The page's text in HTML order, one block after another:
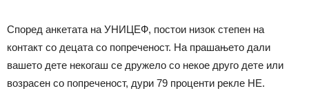
Според анкетата на УНИЦЕФ, постои низок степен на
контакт со децата со попреченост. На прашањето дали
вашето дете некогаш се дружело со некое друго дете или
возрасен со попреченост, дури 79 проценти рекле НЕ.